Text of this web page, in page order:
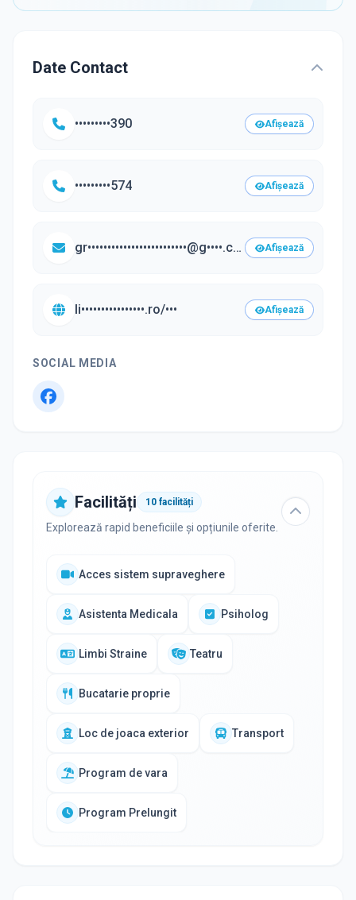
Date Contact
•••••••••390 Afișează
•••••••••574 Afișează
gr•••••••••••••••••••••••••@g••••.com Afișează
li••••••••••••••••.ro/••• Afișează
SOCIAL MEDIA
Facilități 10 facilități
Explorează rapid beneficiile și opțiunile oferite.
Acces sistem supraveghere
Asistenta Medicala Psiholog
Limbi Straine Teatru
Bucatarie proprie
Loc de joaca exterior Transport
Program de vara
Program Prelungit